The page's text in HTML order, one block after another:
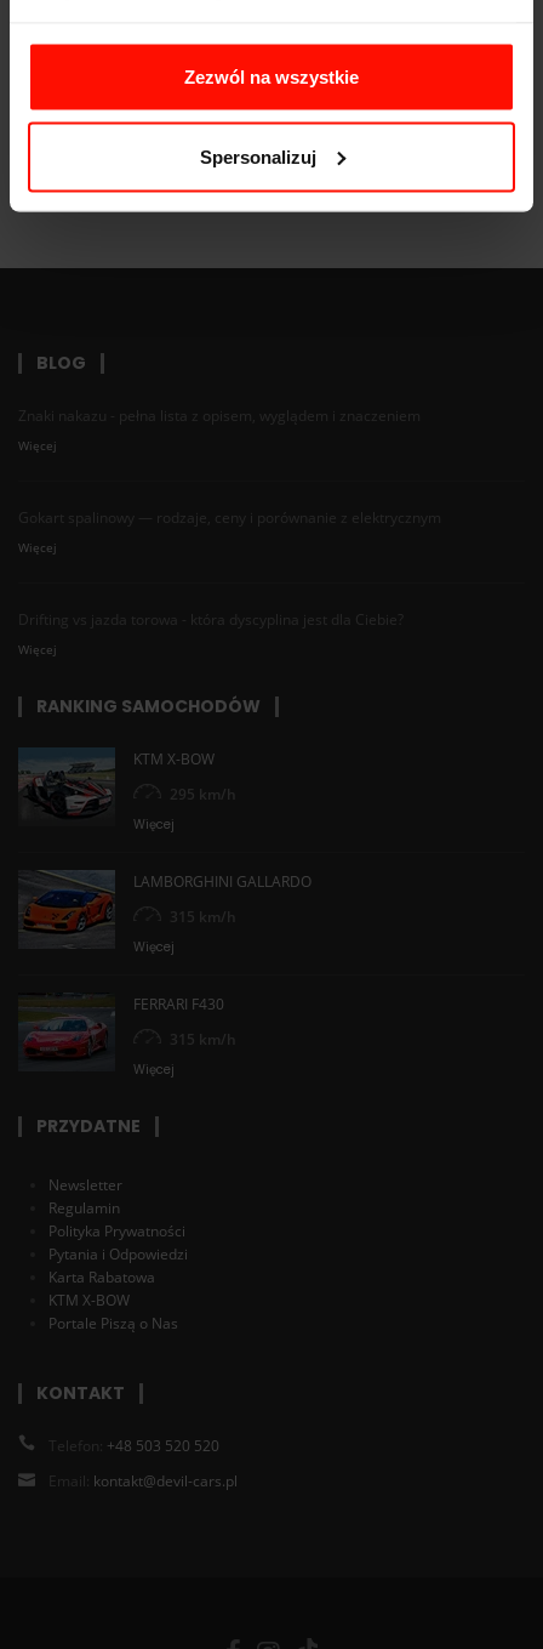
Zezwól na wszystkie
Spersonalizuj
BLOG
Znaki nakazu - pełna lista z opisem, wyglądem i znaczeniem
Więcej
Gokart spalinowy — rodzaje, ceny i porównanie z elektrycznym
Więcej
Drifting vs jazda torowa - która dyscyplina jest dla Ciebie?
Więcej
RANKING SAMOCHODÓW
KTM X-BOW
295 km/h
Więcej
LAMBORGHINI GALLARDO
315 km/h
Więcej
FERRARI F430
315 km/h
Więcej
PRZYDATNE
Newsletter
Regulamin
Polityka Prywatności
Pytania i Odpowiedzi
Karta Rabatowa
KTM X-BOW
Portale Piszą o Nas
KONTAKT
Telefon: +48 503 520 520
Email: kontakt@devil-cars.pl